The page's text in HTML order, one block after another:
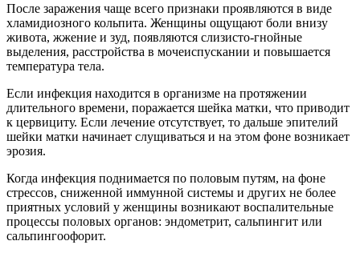
После заражения чаще всего признаки проявляются в виде
хламидиозного кольпита. Женщины ощущают боли внизу
живота, жжение и зуд, появляются слизисто-гнойные
выделения, расстройства в мочеиспускании и повышается
температура тела.
Если инфекция находится в организме на протяжении
длительного времени, поражается шейка матки, что приводит
к цервициту. Если лечение отсутствует, то дальше эпителий
шейки матки начинает слущиваться и на этом фоне возникает
эрозия.
Когда инфекция поднимается по половым путям, на фоне
стрессов, сниженной иммунной системы и других не более
приятных условий у женщины возникают воспалительные
процессы половых органов: эндометрит, сальпингит или
сальпингоофорит.